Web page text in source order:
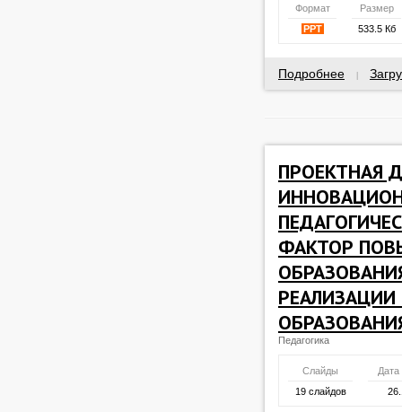
Формат
Размер
PPT
533.5 Кб
Подробнее
ПРОЕКТНАЯ
ФАКТОР
Педагогика
Слайды
Дата
19 слайдов